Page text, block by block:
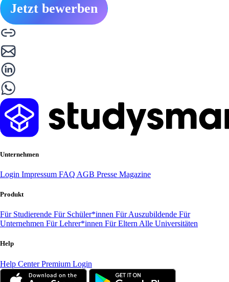
Jetzt bewerben
Unternehmen
Login Impressum FAQ AGB Presse Magazine
Produkt
Für Studierende Für Schüler*innen Für Auszubildende Für
Unternehmen Für Lehrer*innen Für Eltern Alle Universitäten
Help
Help CenterPremium Login